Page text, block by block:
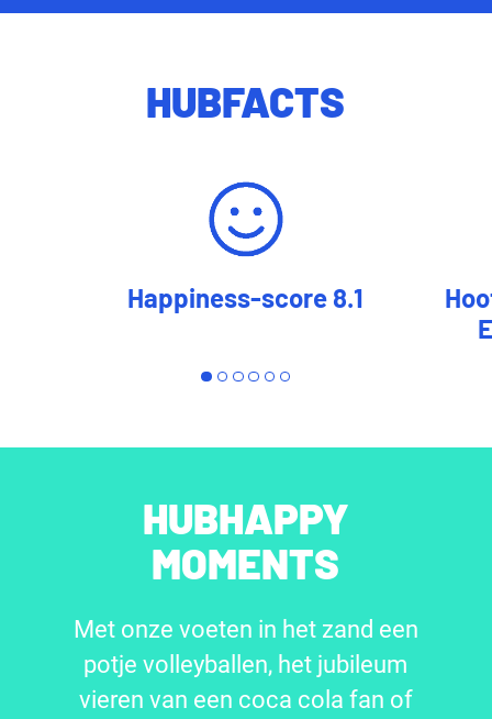
HUBFACTS
Happiness-score 8.1
HUBHAPPY
MOMENTS
Met onze voeten in het zand een
potje volleyballen, het jubileum
vieren van een coca cola fan of